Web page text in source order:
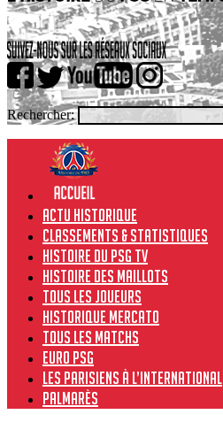
Rechercher:
Actu historique
Classements & Statistiques
Histoire du PSG TV
Histoire des maillots
Tous les joueurs
Historique Mercato
Tous les matchs
Euro PSG
Les Parisiens à l’international
Palmarès